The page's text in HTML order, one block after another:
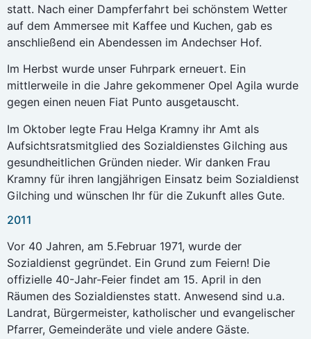
statt. Nach einer Dampferfahrt bei schönstem Wetter
auf dem Ammersee mit Kaffee und Kuchen, gab es
anschließend ein Abendessen im Andechser Hof.
Im Herbst wurde unser Fuhrpark erneuert. Ein
mittlerweile in die Jahre gekommener Opel Agila wurde
gegen einen neuen Fiat Punto ausgetauscht.
Im Oktober legte Frau Helga Kramny ihr Amt als
Aufsichtsratsmitglied des Sozialdienstes Gilching aus
gesundheitlichen Gründen nieder. Wir danken Frau
Kramny für ihren langjährigen Einsatz beim Sozialdienst
Gilching und wünschen Ihr für die Zukunft alles Gute.
2011
Vor 40 Jahren, am 5.Februar 1971, wurde der
Sozialdienst gegründet. Ein Grund zum Feiern! Die
offizielle 40-Jahr-Feier findet am 15. April in den
Räumen des Sozialdienstes statt. Anwesend sind u.a.
Landrat, Bürgermeister, katholischer und evangelischer
Pfarrer, Gemeinderäte und viele andere Gäste.